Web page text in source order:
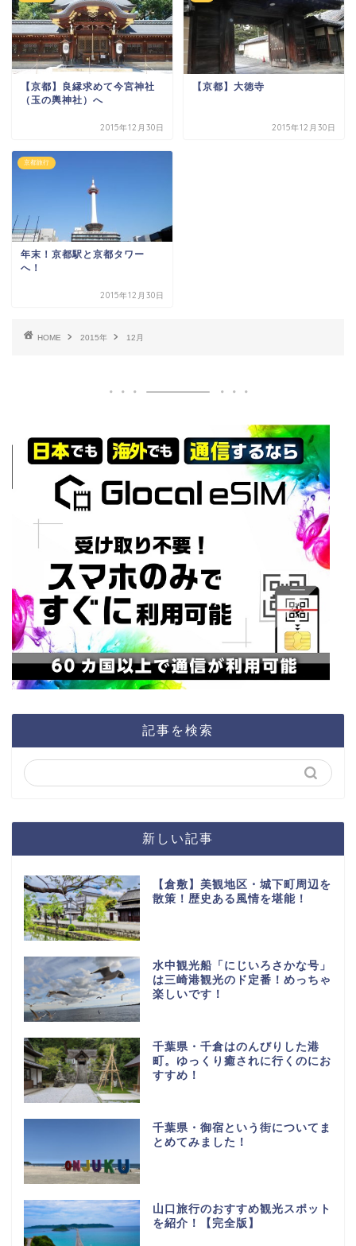
【京都】良縁求めて今宮神社
（玉の輿神社）へ
2015年12月30日
【京都】大徳寺
2015年12月30日
京都旅行
年末！京都駅と京都タワー
へ！
2015年12月30日
HOME 2015年 12月
記事を検索
新しい記事
【倉敷】美観地区・城下町周辺を
散策！歴史ある風情を堪能！
水中観光船「にじいろさかな号」
は三崎港観光のド定番！めっちゃ
楽しいです！
千葉県・千倉はのんびりした港
町。ゆっくり癒されに行くのにお
すすめ！
千葉県・御宿という街についてま
とめてみました！
山口旅行のおすすめ観光スポット
を紹介！【完全版】